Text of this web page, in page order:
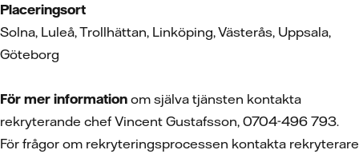
Placeringsort
Solna, Luleå, Trollhättan, Linköping, Västerås, Uppsala,
Göteborg
För mer information om själva tjänsten kontakta
rekryterande chef Vincent Gustafsson, 0704-496 793.
För frågor om rekryteringsprocessen kontakta rekryterare